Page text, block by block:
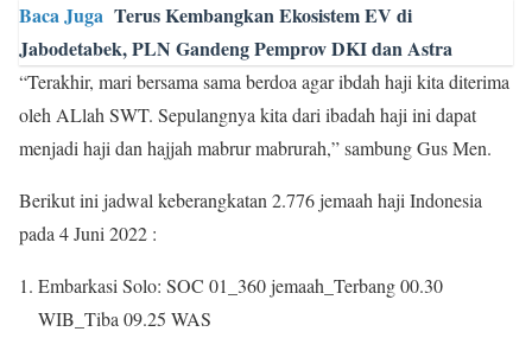
Baca Juga Terus Kembangkan Ekosistem EV di
Jabodetabek, PLN Gandeng Pemprov DKI dan Astra
“Terakhir, mari bersama sama berdoa agar ibdah haji kita diterima
oleh ALlah SWT. Sepulangnya kita dari ibadah haji ini dapat
menjadi haji dan hajjah mabrur mabrurah,” sambung Gus Men.
Berikut ini jadwal keberangkatan 2.776 jemaah haji Indonesia
pada 4 Juni 2022 :
Embarkasi Solo: SOC 01_360 jemaah_Terbang 00.30
WIB_Tiba 09.25 WAS